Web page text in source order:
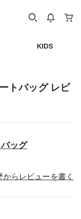
KIDS
トバッグ レビ
ッグ
からレビューを書く